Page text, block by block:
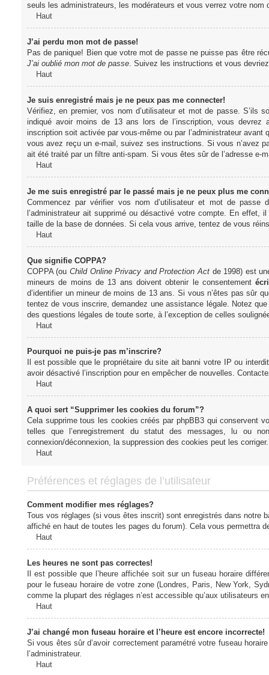
seuls les administrateurs, les modérateurs et vous verrez votre
Haut
J’ai perdu mon mot de passe!
Pas de panique! Bien que votre mot de passe ne puisse pas être
J’ai oublié mon mot de passe. Suivez les instructions et vous
Haut
Je suis enregistré mais je ne peux pas me connecter!
Vérifiez, en premier, vos nom d’utilisateur et mot de passe.
indiqué avoir moins de 13 ans lors de l’inscription, vous
inscription soit activée par vous-même ou par l’administrateur
vous avez reçu un e-mail, suivez ses instructions. Si vous n’avez
ait été traité par un filtre anti-spam. Si vous êtes sûr de l’adresse e-
Haut
Je me suis enregistré par le passé mais je ne peux plus me
Commencez par vérifier vos nom d’utilisateur et mot de
l’administrateur ait supprimé ou désactivé votre compte. En effet,
taille de la base de données. Si cela vous arrive, tentez de vous
Haut
Que signifie COPPA?
COPPA (ouChild Online Privacy and Protection Act de 1998) est
mineurs de moins de 13 ans doivent obtenir le consentement
d’identifier un mineur de moins de 13 ans. Si vous n’êtes pas sûr
tentez de vous inscrire, demandez une assistance légale. Notez
des questions légales de toute sorte, à l’exception de celles
Haut
Pourquoi ne puis-je pas m’inscrire?
Il est possible que le propriétaire du site ait banni votre IP ou
avoir désactivé l’inscription pour en empêcher de nouvelles.
Haut
A quoi sert “Supprimer les cookies du forum”?
Cela supprime tous les cookies créés par phpBB3 qui conservent
telles que l’enregistrement du statut des messages, lu ou
connexion/déconnexion, la suppression des cookies peut les corriger.
Haut
Préférences et réglages de l’utilisateur
Comment modifier mes réglages?
Tous vos réglages (si vous êtes inscrit) sont enregistrés dans notre
affiché en haut de toutes les pages du forum). Cela vous permettra
Haut
Les heures ne sont pas correctes!
Il est possible que l’heure affichée soit sur un fuseau horaire
pour le fuseau horaire de votre zone (Londres, Paris, New York,
comme la plupart des réglages n’est accessible qu’aux utilisateurs
Haut
J’ai changé mon fuseau horaire et l’heure est encore incorrecte!
Si vous êtes sûr d’avoir correctement paramétré votre fuseau
l’administrateur.
Haut